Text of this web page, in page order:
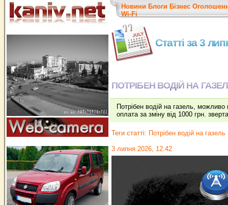
Новини Блоги Бізнес
Wi-Fi
Статті за 3
ПОТРІБЕН ВОДІЙ НА
Потрібен водій на газель, можливо
оплата за зміну від 1000 грн.
Теги статті: Потрібен водій на газель
3 липня 2026, 12:42